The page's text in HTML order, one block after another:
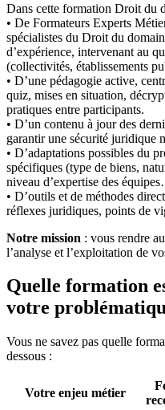
Dans cette formation Droit du
• De Formateurs Experts
spécialistes du Droit du
d’expérience, intervenant au
(collectivités, établissements
• D’une pédagogie active,
quiz, mises en situation,
pratiques entre participants.
• D’un contenu à jour des
garantir une sécurité juridique
• D’adaptations possibles du
spécifiques (type de biens,
niveau d’expertise des
• D’outils et de méthodes
réflexes juridiques, points de
Notre mission : vous rendre
l’analyse et l’exploitation de
Quelle formation
votre
Vous ne savez pas quelle
dessous :
Votre enjeu métier